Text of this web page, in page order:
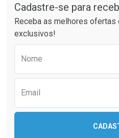
Ativar Desconto
Comprar sem Desconto
Comprar sem Desconto
Por R$ 37,25/cada
Cadastre-se para
Receba as melhores
exclusivos!
Nome
Email